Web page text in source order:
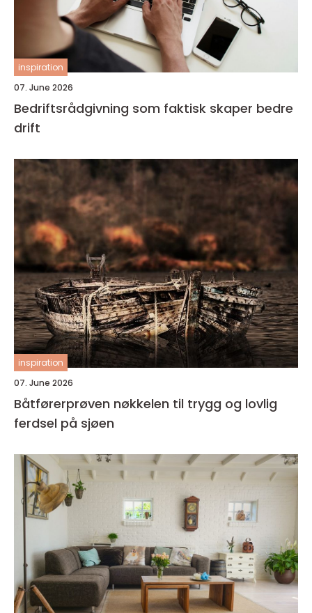
inspiration
07. June 2026
Bedriftsrådgivning som faktisk skaper bedre
drift
inspiration
07. June 2026
Båtførerprøven nøkkelen til trygg og lovlig
ferdsel på sjøen